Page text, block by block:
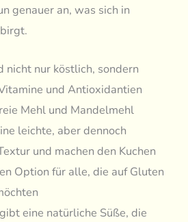
genauer an, was sich in
nicht nur köstlich, sondern
und Antioxidantien
Mehl und Mandelmehl
leichte, aber dennoch
und machen den Kuchen
Option für alle, die auf Gluten
eine natürliche Süße, die